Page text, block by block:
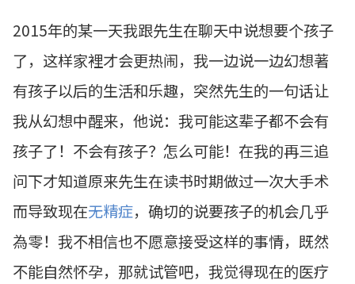
2015年的某一天我跟先生在聊天中说想要个孩子
了，这样家裡才会更热闹，我一边说一边幻想著
有孩子以后的生活和乐趣，突然先生的一句话让
我从幻想中醒来，他说：我可能这辈子都不会有
孩子了！不会有孩子？怎么可能！在我的再三追
问下才知道原来先生在读书时期做过一次大手术
而导致现在无精症，确切的说要孩子的机会几乎
為零！我不相信也不愿意接受这样的事情，既然
不能自然怀孕，那就试管吧，我觉得现在的医疗